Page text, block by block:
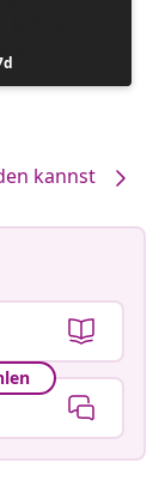
kannst